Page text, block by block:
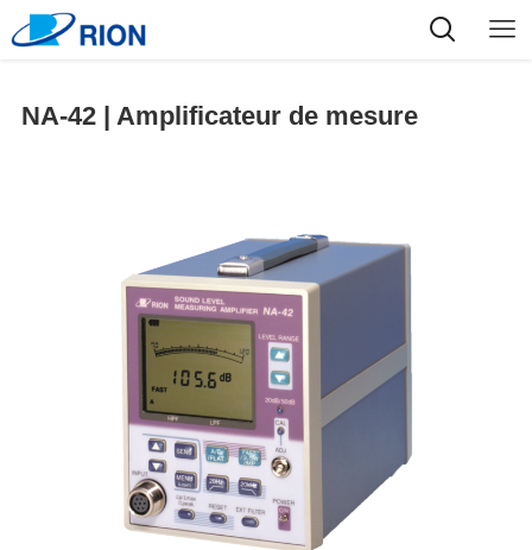
NA-42 | Amplificateur de mesure